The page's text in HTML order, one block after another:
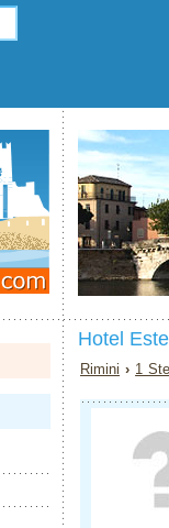
Hotel
Rimini › 1